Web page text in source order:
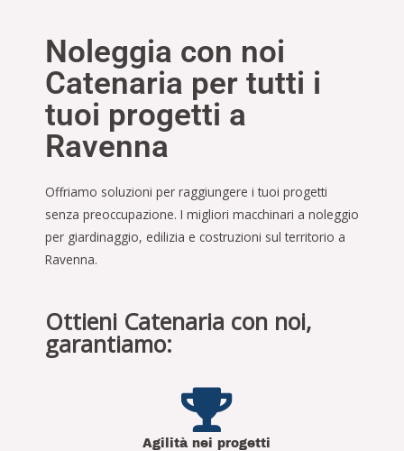
Noleggia con noi
Catenaria per tutti i
tuoi progetti a
Ravenna
Offriamo soluzioni per raggiungere i tuoi progetti
senza preoccupazione. I migliori macchinari a noleggio
per giardinaggio, edilizia e costruzioni sul territorio a
Ravenna.
Ottieni Catenaria con noi,
garantiamo:
Agilità nei progetti